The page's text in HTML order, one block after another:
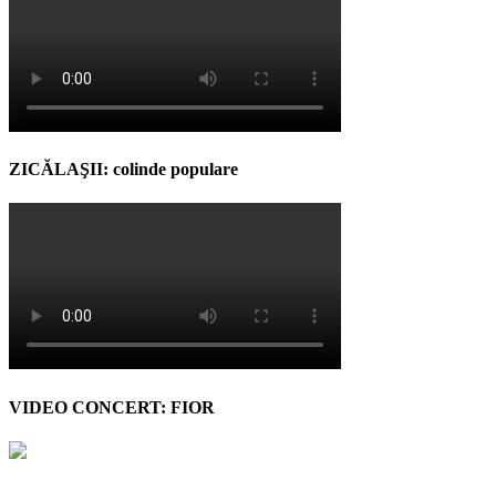
ZICĂLAŞII: colinde populare
VIDEO CONCERT: FIOR